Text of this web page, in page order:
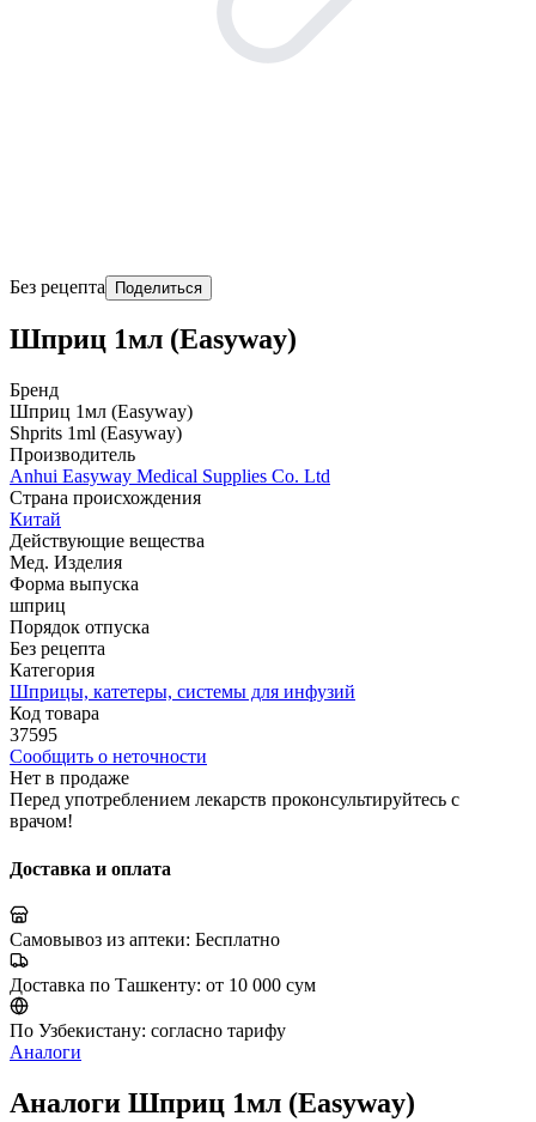
Без рецепта Поделиться
Шприц 1мл (Easyway)
Бренд
Шприц 1мл (Easyway)
Shprits 1ml (Easyway)
Производитель
Anhui Easyway Medical Supplies Co. Ltd
Страна происхождения
Китай
Действующие вещества
Мед. Изделия
Форма выпуска
шприц
Порядок отпуска
Без рецепта
Категория
Шприцы, катетеры, системы для инфузий
Код товара
37595
Сообщить о неточности
Нет в продаже
Перед употреблением лекарств проконсультируйтесь с
врачом!
Доставка и оплата
Самовывоз из аптеки: Бесплатно
Доставка по Ташкенту: от 10 000 сум
По Узбекистану: согласно тарифу
Аналоги
Аналоги Шприц 1мл (Easyway)